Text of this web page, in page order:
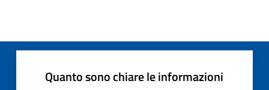
Quanto sono chiare le informazioni